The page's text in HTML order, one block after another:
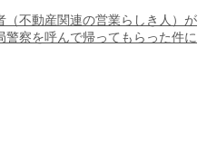
（不動産関連の営業らしき人）が
察を呼んで帰ってもらった件に